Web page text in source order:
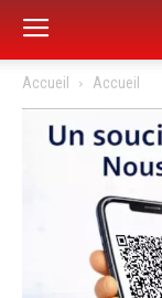
Accueil Accueil